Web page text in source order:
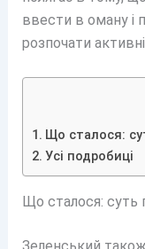
ввести в оману і
розпочати активні
Що сталося:
Усі подробиці
Що сталося: суть